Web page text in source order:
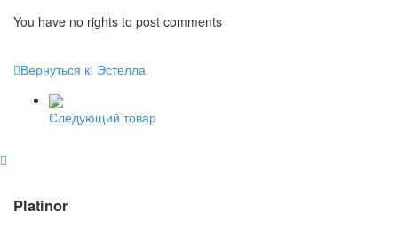
You have no rights to post comments
Вернуться к: Эстелла
Следующий товар
Platinor